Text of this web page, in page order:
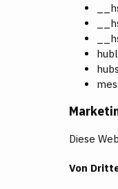
Diese
Von